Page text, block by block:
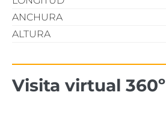
ANCHURA
ALTURA
Visita virtual 360º